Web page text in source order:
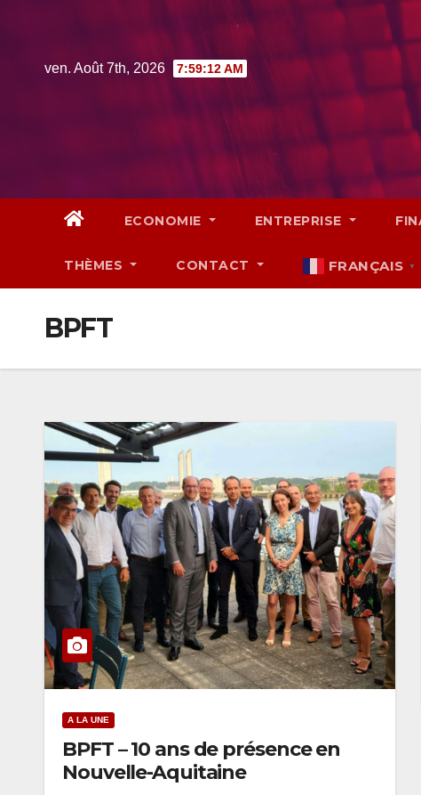
contentven. Août 7th, 2026 7:59:12 AM
ECONOMIE ENTREPRISE
THÈMES CONTACT FRANÇAIS ▼
BPFT
A LA UNE
BPFT – 10 ans de présence en
Nouvelle-Aquitaine